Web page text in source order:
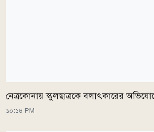
নেত্রকোনায় স্কুলছাত্রকে বলাৎকারের
১০:১৪ PM